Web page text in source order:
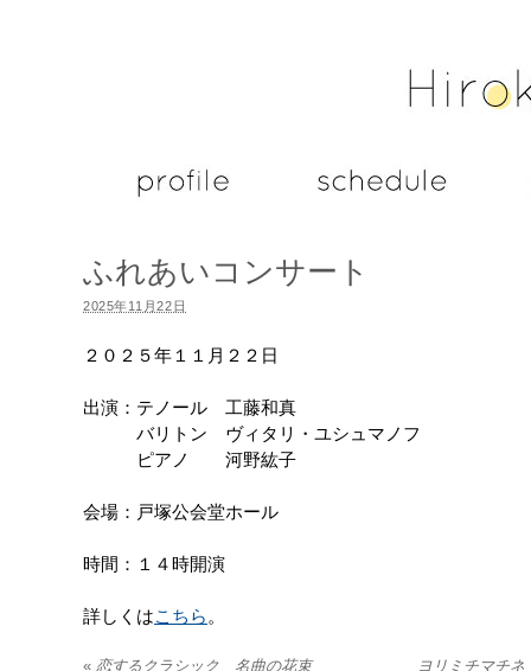
ふれあいコンサート
2025年11月22日
２０２５年１１月２２日
出演：テノール 工藤和真
バリトン ヴィタリ・ユシュマノフ
ピアノ 河野紘子
会場：戸塚公会堂ホール
時間：１４時開演
詳しくはこちら 。
« 恋するクラシック 名曲の花束 ヨリミチマチ